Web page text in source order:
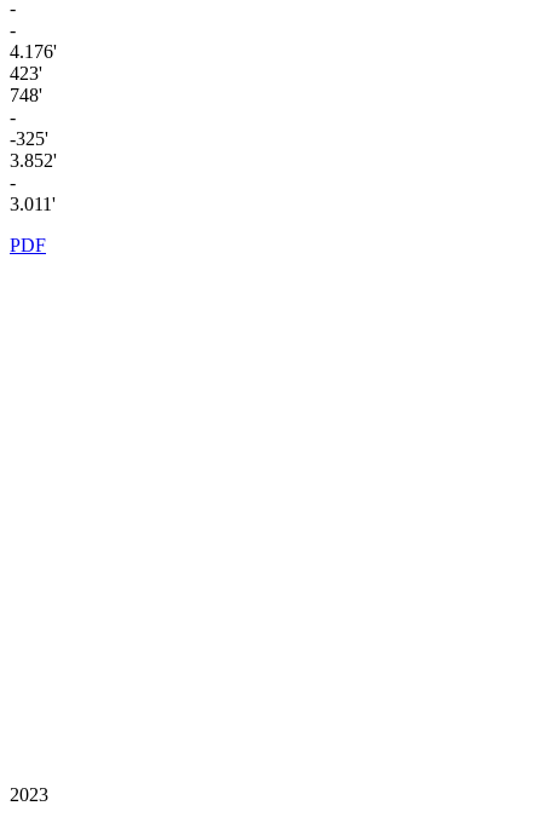
-
-
4.176'
423'
748'
-
-325'
3.852'
-
3.011'
PDF
2023